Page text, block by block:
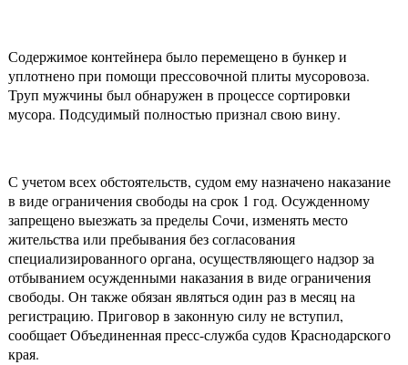
Содержимое контейнера было перемещено в бункер и
уплотнено при помощи прессовочной плиты мусоровоза.
Труп мужчины был обнаружен в процессе сортировки
мусора. Подсудимый полностью признал свою вину.
С учетом всех обстоятельств, судом ему назначено наказание
в виде ограничения свободы на срок 1 год. Осужденному
запрещено выезжать за пределы Сочи, изменять место
жительства или пребывания без согласования
специализированного органа, осуществляющего надзор за
отбыванием осужденными наказания в виде ограничения
свободы. Он также обязан являться один раз в месяц на
регистрацию. Приговор в законную силу не вступил,
сообщает Объединенная пресс-служба судов Краснодарского
края.